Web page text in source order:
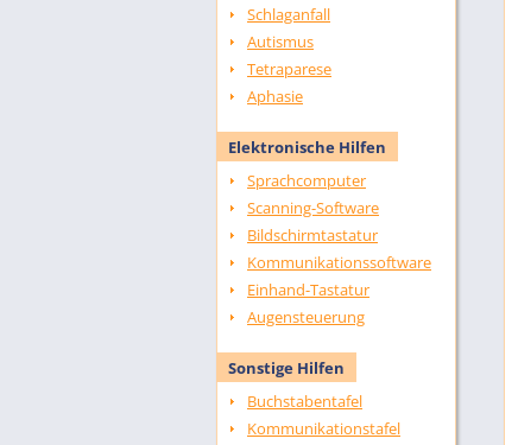
Schlaganfall
Autismus
Tetraparese
Aphasie
Elektronische Hilfen
Sprachcomputer
Scanning-Software
Bildschirmtastatur
Kommunikationssoftware
Einhand-Tastatur
Augensteuerung
Sonstige Hilfen
Buchstabentafel
Kommunikationstafel